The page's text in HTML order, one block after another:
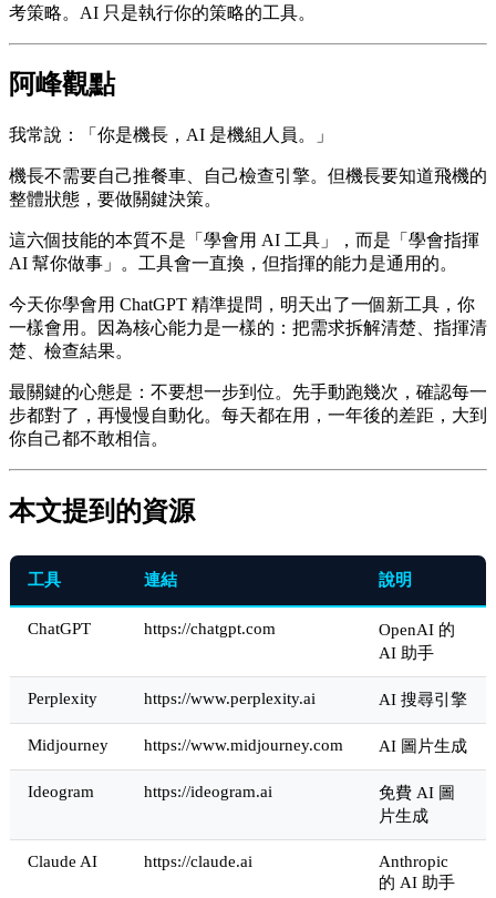
考策略。AI 只是執行你的策略的工具。
阿峰觀點
我常說：「你是機長，AI 是機組人員。」
機長不需要自己推餐車、自己檢查引擎。但機長要知道飛機的
整體狀態，要做關鍵決策。
這六個技能的本質不是「學會用 AI 工具」，而是「學會指揮
AI 幫你做事」。工具會一直換，但指揮的能力是通用的。
今天你學會用 ChatGPT 精準提問，明天出了一個新工具，你
一樣會用。因為核心能力是一樣的：把需求拆解清楚、指揮清
楚、檢查結果。
最關鍵的心態是：不要想一步到位。先手動跑幾次，確認每一
步都對了，再慢慢自動化。每天都在用，一年後的差距，大到
你自己都不敢相信。
本文提到的資源
工具 連結 說明
ChatGPT https://chatgpt.com
OpenAI 的
AI 助手
Perplexity https://www.perplexity.ai AI 搜尋引擎
Midjourney https://www.midjourney.com AI 圖片生成
Ideogram https://ideogram.ai
免費 AI 圖
片生成
Claude AI https://claude.ai
Anthropic
的 AI 助手